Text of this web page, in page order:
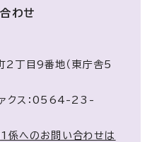
わせ
丁目9番地（東庁舎5
クス：0564-23-
係へのお問い合わせは